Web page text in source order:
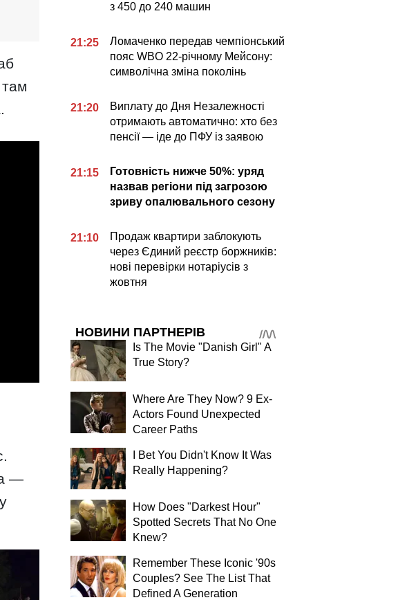
—
з 450 до 240 машин
21:25
Ломаченко передав чемпіонський
пояс WBO 22-річному Мейсону:
символічна зміна поколінь
21:20
Виплату до Дня Незалежності
отримають автоматично: хто без
пенсії — іде до ПФУ із заявою
21:15
Готовність нижче 50%: уряд
назвав регіони під загрозою
зриву опалювального сезону
21:10
Продаж квартири заблокують
через Єдиний реєстр боржників:
нові перевірки нотаріусів з
жовтня
НОВИНИ ПАРТНЕРІВ
Is The Movie "Danish Girl" A
True Story?
Where Are They Now? 9 Ex-
Actors Found Unexpected
Career Paths
I Bet You Didn't Know It Was
Really Happening?
How Does "Darkest Hour"
Spotted Secrets That No One
Knew?
Remember These Iconic '90s
Couples? See The List That
Defined A Generation